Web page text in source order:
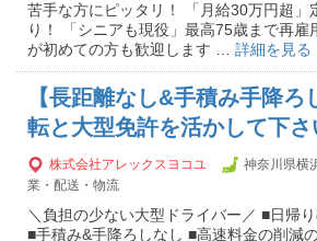
苦手な方にピッタリ！ 「月給30万円超」
り！ 「シニアも現役」最高75歳まで再雇
が初めての方も歓迎します … 詳細を見る
【長距離なし&手積み手降ろ
転と大型免許を活かして下さ
株式会社アレックスヨコユ 神奈川県横
業・配送・物流
＼負担の少ない大型ドライバー／ ■日帰
■手積み&手降ろしなし ■高速料金の削減